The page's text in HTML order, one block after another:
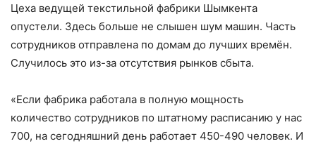
Цеха ведущей текстильной фабрики Шымкента
опустели. Здесь больше не слышен шум машин. Часть
сотрудников отправлена по домам до лучших времён.
Случилось это из-за отсутствия рынков сбыта.
«Если фабрика работала в полную мощность
количество сотрудников по штатному расписанию у нас
700, на сегодняшний день работает 450-490 человек. И